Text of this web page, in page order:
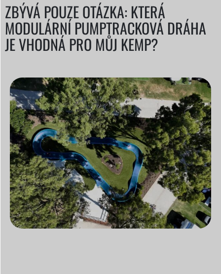
ZBÝVÁ POUZE OTÁZKA: KTERÁ
MODULÁRNÍ PUMPTRACKOVÁ DRÁHA
JE VHODNÁ PRO MŮJ KEMP?